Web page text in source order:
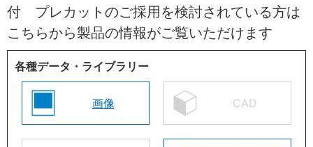
付 プレカットのご採用を検討されている方は
こちらから製品の情報がご覧いただけます
各種データ・ライブラリー
画像 CAD